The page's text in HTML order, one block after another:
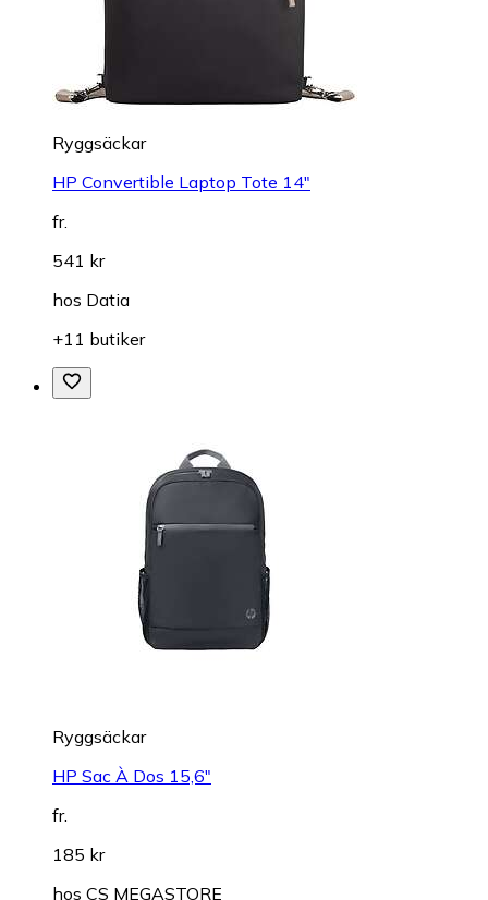
Ryggsäckar
HP Convertible Laptop Tote 14"
fr.
541 kr
hos Datia
+11 butiker
Ryggsäckar
HP Sac À Dos 15,6"
fr.
185 kr
hos CS MEGASTORE